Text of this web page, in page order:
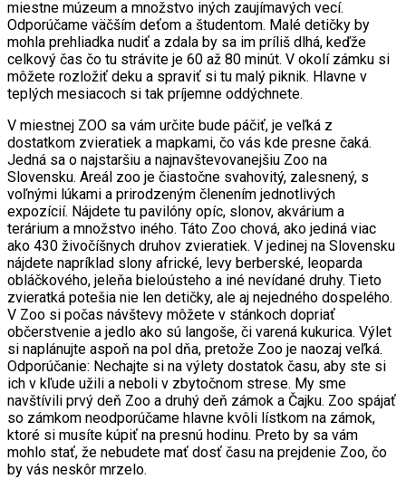
miestne múzeum a množstvo iných zaujímavých vecí.
Odporúčame väčším deťom a študentom. Malé detičky by
mohla prehliadka nudiť a zdala by sa im príliš dlhá, keďže
celkový čas čo tu strávite je 60 až 80 minút. V okolí zámku si
môžete rozložiť deku a spraviť si tu malý piknik. Hlavne v
teplých mesiacoch si tak príjemne oddýchnete.
V miestnej ZOO sa vám určite bude páčiť, je veľká z
dostatkom zvieratiek a mapkami, čo vás kde presne čaká.
Jedná sa o najstaršiu a najnavštevovanejšiu Zoo na
Slovensku. Areál zoo je čiastočne svahovitý, zalesnený, s
voľnými lúkami a prirodzeným členením jednotlivých
expozícií. Nájdete tu pavilóny opíc, slonov, akvárium a
terárium a množstvo iného. Táto Zoo chová, ako jediná viac
ako 430 živočíšnych druhov zvieratiek. V jedinej na Slovensku
nájdete napríklad slony africké, levy berberské, leoparda
obláčkového, jeleňa bieloústeho a iné nevídané druhy. Tieto
zvieratká potešia nie len detičky, ale aj nejedného dospelého.
V Zoo si počas návštevy môžete v stánkoch dopriať
občerstvenie a jedlo ako sú langoše, či varená kukurica. Výlet
si naplánujte aspoň na pol dňa, pretože Zoo je naozaj veľká.
Odporúčanie: Nechajte si na výlety dostatok času, aby ste si
ich v kľude užili a neboli v zbytočnom strese. My sme
navštívili prvý deň Zoo a druhý deň zámok a Čajku. Zoo spájať
so zámkom neodporúčame hlavne kvôli lístkom na zámok,
ktoré si musíte kúpiť na presnú hodinu. Preto by sa vám
mohlo stať, že nebudete mať dosť času na prejdenie Zoo, čo
by vás neskôr mrzelo.